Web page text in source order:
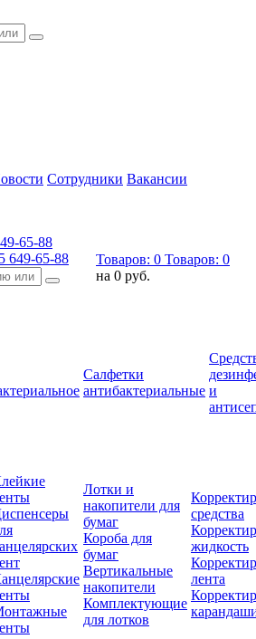
Сотрудники Вакансии
65-88
649-65-88 Товаров: 0 Товаров: 0
на 0 руб.
Салфетки
антибактериальные и
Лотки и
накопители для
бумаг
Короба для
бумаг
Вертикальные
накопители
Комплектующие
для лотков
средства
жидкость
лента